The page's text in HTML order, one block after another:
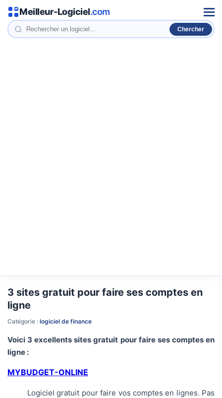
Meilleur-Logiciel.com
3 sites gratuit pour faire ses comptes en
ligne
Catégorie : logiciel de finance
Voici 3 excellents sites gratuit pour faire ses comptes en
ligne :
MYBUDGET-ONLINE
Logiciel gratuit pour faire vos comptes en lignes. Pas